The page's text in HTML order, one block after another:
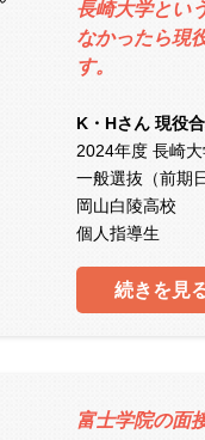
長崎大学とい
なかったら現
す。
K・Hさん 現役
2024年度 長崎
一般選抜（前期
岡山白陵高校
個人指導生
続きを見
富士学院の面